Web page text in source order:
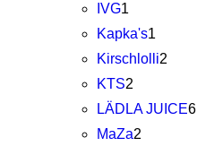
IVG1
Kapka's1
Kirschlolli2
KTS2
LÄDLA JUICE6
MaZa2